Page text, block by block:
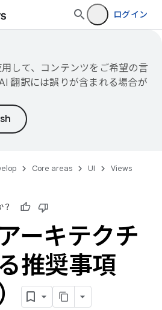
ログイン
して、コンテンツをご希望の言
翻訳には誤りが含まれる場合が
Core areas UI
Views
？
ーキテクチ
推奨事項